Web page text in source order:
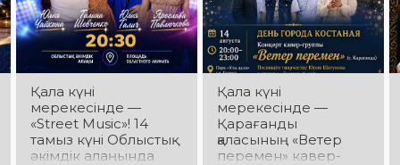
әсерлі билер мен
мерекелік көңіл күй
күтеді!
бейнелер, қуатты
ырғақ пен мерекелік
көңіл күй күтеді!
Қала күні
мерекесінде —
«Street Music»! 14
тамыз күні Облыстық
әкімдік алаңында
Қала күні
мерекесінде —
Қарағанды
қаласының «Ветер
перемен» кавер-